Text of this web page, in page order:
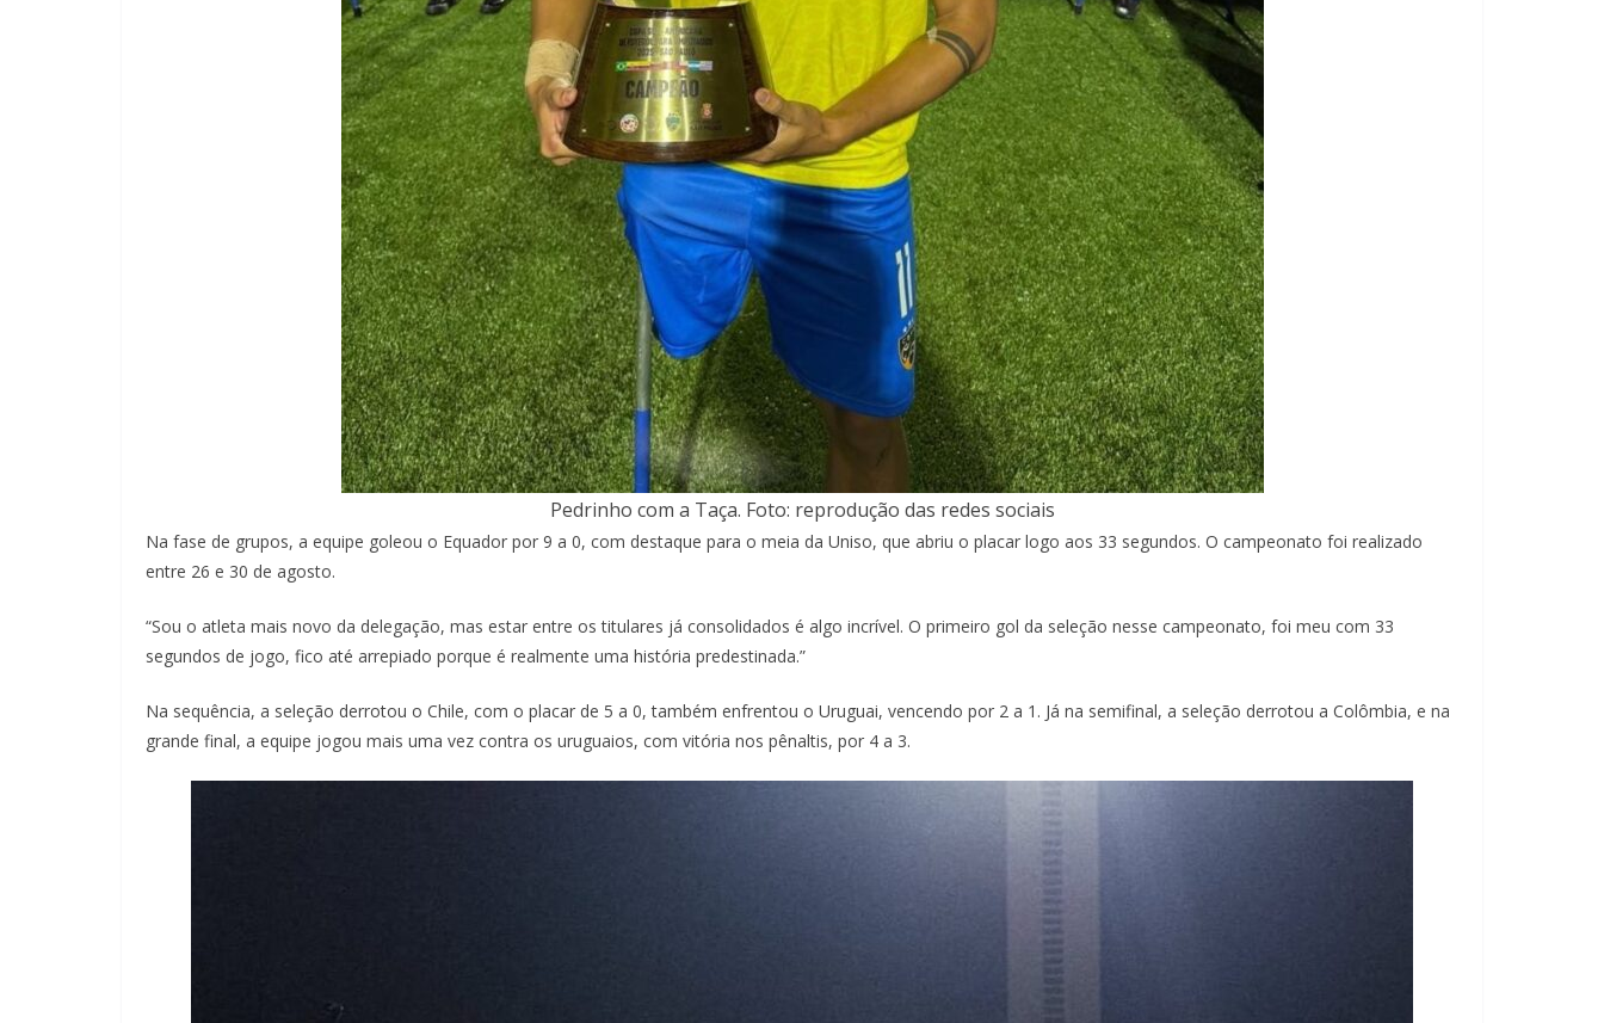
Pedrinho com a Taça. Foto: reprodução das redes sociais
Na fase de grupos, a equipe goleou o Equador por 9 a 0, com destaque para o meia da Uniso, que abriu o placar logo aos 33 segundos. O campeonato foi realizado
entre 26 e 30 de agosto.
“Sou o atleta mais novo da delegação, mas estar entre os titulares já consolidados é algo incrível. O primeiro gol da seleção nesse campeonato, foi meu com 33
segundos de jogo, fico até arrepiado porque é realmente uma história predestinada.”
Na sequência, a seleção derrotou o Chile, com o placar de 5 a 0, também enfrentou o Uruguai, vencendo por 2 a 1. Já na semifinal, a seleção derrotou a Colômbia, e na
grande final, a equipe jogou mais uma vez contra os uruguaios, com vitória nos pênaltis, por 4 a 3.